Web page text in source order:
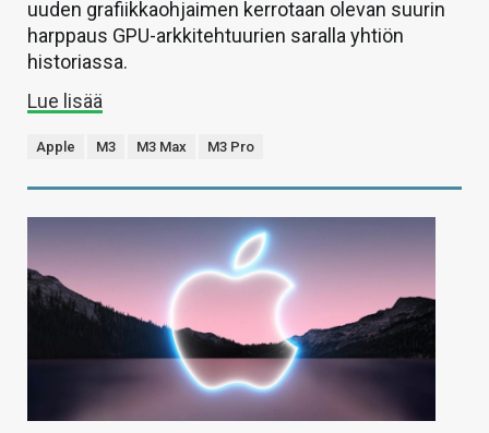
uuden grafiikkaohjaimen kerrotaan olevan suurin
harppaus GPU-arkkitehtuurien saralla yhtiön
historiassa.
Lue lisää
Apple M3 M3 Max M3 Pro